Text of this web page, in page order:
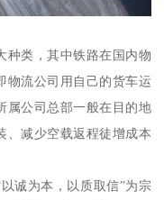
种类，其中铁路在国内物
物流公司用自己的货车运
属公司总部一般在目的地
、减少空载返程徒增成本
诚为本，以质取信”为宗